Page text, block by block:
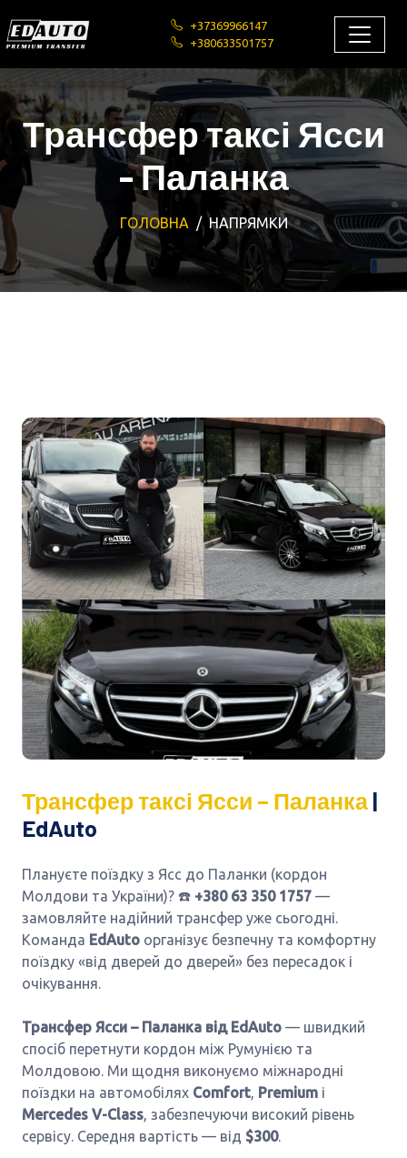
+37369966147
+380633501757
Трансфер таксі Ясси
- Паланка
ГОЛОВНА НАПРЯМКИ
Трансфер таксі Ясси – Паланка |
EdAuto
Плануєте поїздку з Ясс до Паланки (кордон
Молдови та України)? ☎️ +380 63 350 1757 —
замовляйте надійний трансфер уже сьогодні.
Команда EdAuto організує безпечну та комфортну
поїздку «від дверей до дверей» без пересадок і
очікування.
Трансфер Ясси – Паланка від EdAuto — швидкий
спосіб перетнути кордон між Румунією та
Молдовою. Ми щодня виконуємо міжнародні
поїздки на автомобілях Comfort, Premium і
Mercedes V-Class, забезпечуючи високий рівень
сервісу. Середня вартість — від $300.